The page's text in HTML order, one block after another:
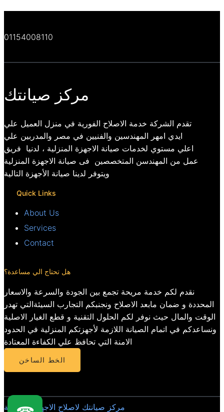
01154008110
مركز صيانتك
تقدم الشركة خدمة الاصلاح الفورية في منزل العميل علي
ايدي امهر المهندسين والفنيين في مصر والمدربين علي
اعلي مستوي لخدمات صيانة الاجهزة المنزلية ، لدنيا فريق
عمل من المهندسن المتخصصين فى صيانة الاجهزة المنزلية
ويتوفر لدينا صيانة الأجهزة التالية
Quick Links
About Us
Services
Contact
هل تحتاج الي مساعدة؟
نقدم لكم خدمة مريحة تجمع بين الجودة والسرعة والاسعار
المحددة و ضمان مابعد الاصلاح ونجنبكم التجارب السيئةالتي تهدر
الوقت والمال حيث نوفر لكم الحلول التقنية و قطع الغيار الاصلية
ونساعدكم في اتمام الصيانة اللازمة لأجهزتكم المنزلية في الحدود
الامنة التي تحافظ علي الكفاءة المعتادة
الخط الساخن
مركز صيانتك لاصلاح الاجهزة المنزلية